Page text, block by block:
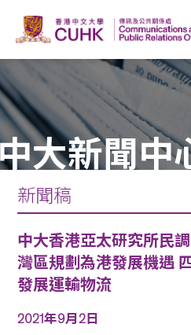
大新聞中
新聞稿
中大香港亞太研究所民
灣區規劃為港發展機遇
發展運輸物流
2021年9月2日